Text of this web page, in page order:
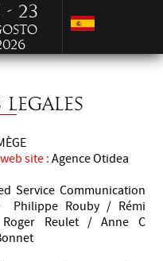
- 23
site : Agence Otidea
Service Communication
Philippe Rouby / Rémi
Reulet / Anne C